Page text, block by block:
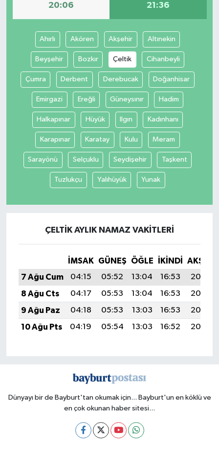
20:06 21:36
Ahırlı Akören Akşehir Altınekin
Beyşehir Bozkır Çeltik Cihanbeyli
Çumra Derbent Derebucak Doğanhisar
Emirgazi Ereğli Güneysınır Hadim
Halkapınar Hüyük Ilgın Kadınhanı
Karapınar Karatay Kulu Meram
Sarayönü Selçuklu Seydişehir Taşkent
Tuzlukçu Yalıhüyük Yunak
ÇELTIK AYLIK NAMAZ VAKITLERI
İMSAK GÜNEŞ ÖĞLE İKINDI
AKŞAM
7 Ağu Cum
04:15 05:52 13:04 16:53
20:06
8 Ağu Cts
04:17 05:53 13:04 16:53
20:05
9 Ağu Paz
04:18 05:53 13:03 16:53
20:03
10 Ağu Pts
04:19 05:54 13:03 16:52 20:02
Dünyayı bir de Bayburt'tan okumak için... Bayburt'un en köklü ve
en çok okunan haber sitesi...